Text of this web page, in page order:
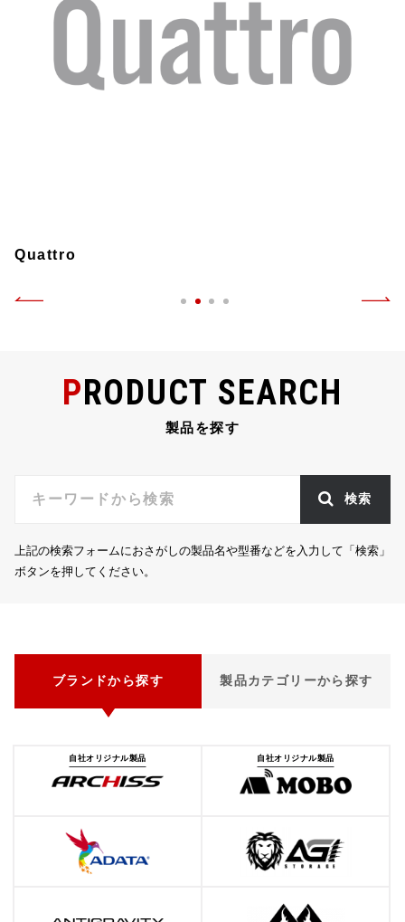
Quattro
PRODUCT SEARCH
製品を探す
検索
上記の検索フォームにおさがしの製品名や型番などを入力して「検索」
ボタンを押してください。
ブランドから探す 製品カテゴリーから探す
自社オリジナル製品 自社オリジナル製品